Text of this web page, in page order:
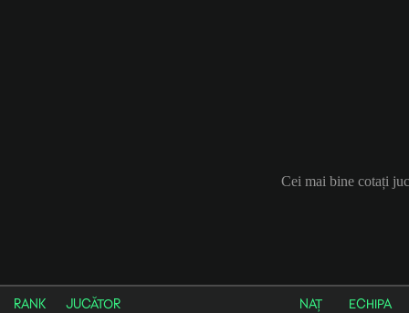
Cei mai bine cotați
RANK JUCĂTOR NAȚ ECHIPA